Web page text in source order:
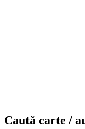
Caută carte /